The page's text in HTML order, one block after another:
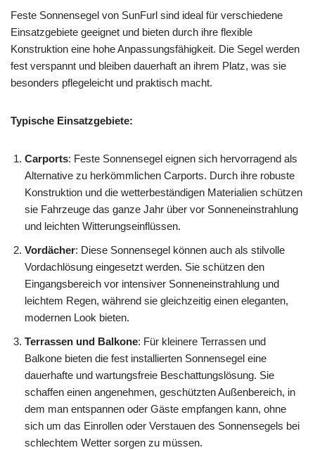
Feste Sonnensegel von SunFurl sind ideal für verschiedene
Einsatzgebiete geeignet und bieten durch ihre flexible
Konstruktion eine hohe Anpassungsfähigkeit. Die Segel werden
fest verspannt und bleiben dauerhaft an ihrem Platz, was sie
besonders pflegeleicht und praktisch macht.
Typische Einsatzgebiete:
Carports: Feste Sonnensegel eignen sich hervorragend als
Alternative zu herkömmlichen Carports. Durch ihre robuste
Konstruktion und die wetterbeständigen Materialien schützen
sie Fahrzeuge das ganze Jahr über vor Sonneneinstrahlung
und leichten Witterungseinflüssen.
Vordächer: Diese Sonnensegel können auch als stilvolle
Vordachlösung eingesetzt werden. Sie schützen den
Eingangsbereich vor intensiver Sonneneinstrahlung und
leichtem Regen, während sie gleichzeitig einen eleganten,
modernen Look bieten.
Terrassen und Balkone: Für kleinere Terrassen und
Balkone bieten die fest installierten Sonnensegel eine
dauerhafte und wartungsfreie Beschattungslösung. Sie
schaffen einen angenehmen, geschützten Außenbereich, in
dem man entspannen oder Gäste empfangen kann, ohne
sich um das Einrollen oder Verstauen des Sonnensegels bei
schlechtem Wetter sorgen zu müssen.